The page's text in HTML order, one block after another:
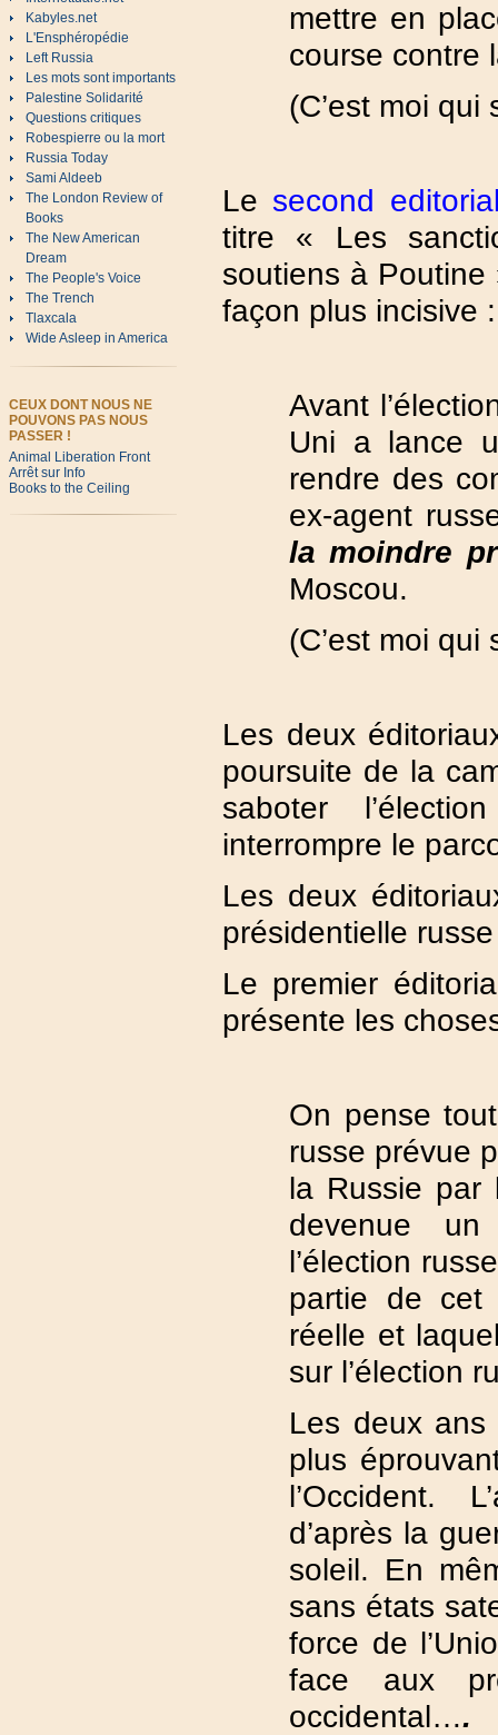
Kabyles.net
L'Ensphéropédie
Left Russia
Les mots sont importants
Palestine Solidarité
Questions critiques
Robespierre ou la mort
Russia Today
Sami Aldeeb
The London Review of
Books
The New American
Dream
The People's Voice
The Trench
Tlaxcala
Wide Asleep in America
CEUX DONT NOUS NE
POUVONS PAS NOUS
PASSER !
Animal Liberation Front
Arrêt sur Info
Books to the Ceiling
mettre en
course contre
(C’est moi qui
Le second
titre « Les
soutiens à Poutine
façon plus incisive :
Avant
Uni a lance
rendre des
ex-agent
la moindre
Moscou.
(C’est moi qui
Les deux
poursuite de la
saboter
interrompre le
Les deux
présidentielle
Le premier
présente les
On pense
russe prévue
la Russie par
devenue
l’élection
partie de cet
réelle et
sur l’élection
Les deux
plus
l’Occident.
d’après la
soleil. En
sans états
force de
face aux
occidental….